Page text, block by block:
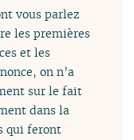
vous parlez
les premières
et les
on n’a
sur le fait
dans la
qui feront